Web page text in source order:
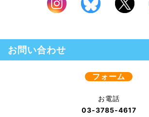
お問い合わせ
フォーム
お電話
03-3785-4617